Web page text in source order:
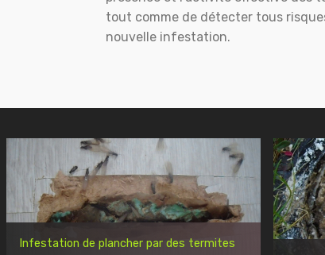
tout comme de détecter tous
nouvelle infestation.
Infestation de plancher par des termites